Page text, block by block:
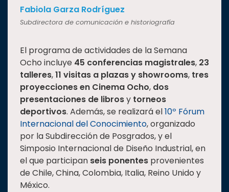
Fabiola Garza Rodríguez
Subdirectora de comunicación e historiografía
El programa de actividades de la Semana
Ocho incluye 45 conferencias magistrales, 23
talleres,11 visitas a plazas y showrooms, tres
proyecciones en Cinema Ocho, dos
presentaciones de librosy torneos
deportivos. Además, se realizará el10º Fórum
Internacional del Conocimiento, organizado
por la Subdirección de Posgrados, y el
Simposio Internacional de Diseño Industrial, en
el que participan seis ponentes provenientes
de Chile, China, Colombia, Italia, Reino Unido y
México.